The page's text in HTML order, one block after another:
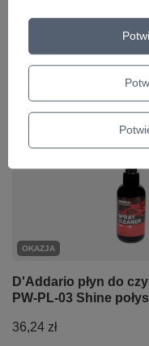
Cena regularna:
Ciekawostki do
OKAZJA
D'Addario płyn do
PW-PL-03 Shine
36,24 zł